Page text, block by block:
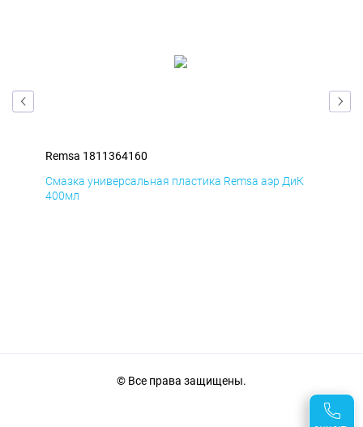
Remsa 1811364160
Смазка универсальная пластика Remsa аэр ДиК
400мл
© Все права защищены.